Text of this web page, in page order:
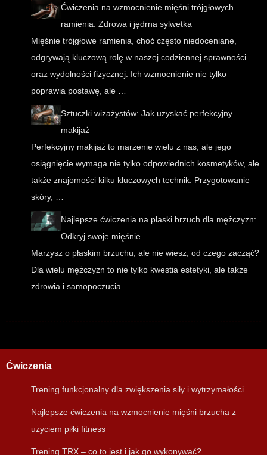
Ćwiczenia na wzmocnienie mięśni trójgłowych
ramienia: Zdrowa i jędrna sylwetka
Mięśnie trójgłowe ramienia, choć często niedoceniane,
odgrywają kluczową rolę w naszej codziennej sprawności
oraz wydolności fizycznej. Ich wzmocnienie nie tylko
poprawia postawę, ale …
Sztuczki wizażystów: Jak uzyskać perfekcyjny
makijaż
Perfekcyjny makijaż to marzenie wielu z nas, ale jego
osiągnięcie wymaga nie tylko odpowiednich kosmetyków, ale
także znajomości kilku kluczowych technik. Przygotowanie
skóry, …
Najlepsze ćwiczenia na płaski brzuch dla mężczyzn:
Odkryj swoje mięśnie
Marzysz o płaskim brzuchu, ale nie wiesz, od czego zacząć?
Dla wielu mężczyzn to nie tylko kwestia estetyki, ale także
zdrowia i samopoczucia. …
Ćwiczenia
Trening funkcjonalny dla zwiększenia siły i wytrzymałości
Najlepsze ćwiczenia na wzmocnienie mięśni brzucha z
użyciem piłki fitness
Trening TRX – co to jest i jak go wykonywać?